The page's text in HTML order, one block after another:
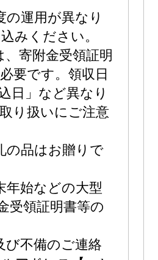
運用が異なり
みください。
寄附金受領証明
要です。領収日
日」など異なり
り扱いにご注意
の品はお贈りで
年始などの大型
受領証明書等の
び不備のご連絡